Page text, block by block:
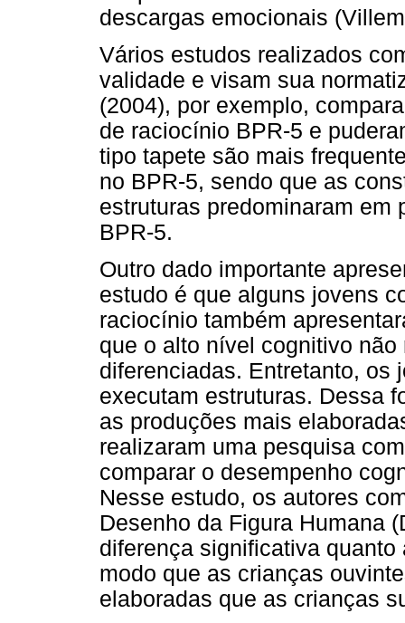
descargas emocionais
Vários estudos realizados
validade e visam sua
(2004), por exemplo,
de raciocínio BPR-5 e
tipo tapete são mais
no BPR-5, sendo que as
estruturas predominaram em
BPR-5.
Outro dado importante
estudo é que alguns jovens
raciocínio também
que o alto nível cognitivo
diferenciadas. Entretanto, os
executam estruturas. Dessa
as produções mais
realizaram uma pesquisa
comparar o desempenho
Nesse estudo, os autores
Desenho da Figura Humana
diferença significativa
modo que as crianças
elaboradas que as crianças